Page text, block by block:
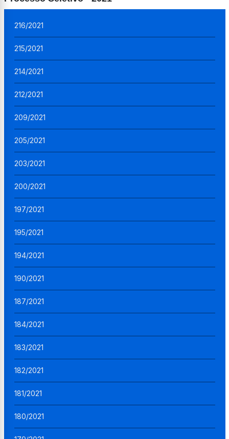
216/2021
215/2021
214/2021
212/2021
209/2021
205/2021
203/2021
200/2021
197/2021
195/2021
194/2021
190/2021
187/2021
184/2021
183/2021
182/2021
181/2021
180/2021